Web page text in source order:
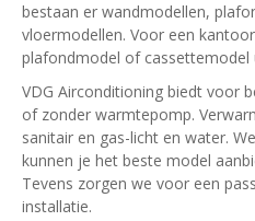
bestaan er wandmodellen,
vloermodellen. Voor een
plafondmodel of cassettemodel
VDG Airconditioning biedt voor
of zonder warmtepomp.
sanitair en gas-licht en water.
kunnen je het beste model
Tevens zorgen we voor een
installatie.